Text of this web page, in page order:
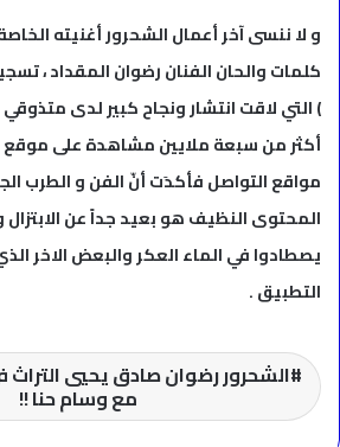
و لا ننسى آخر أعمال الشحرور أغنيته
كلمات والحان الفنان رضوان المقداد ،
) التي لاقت انتشار ونجاح كبير لدى
أكثر من سبعة ملايين مشاهدة على موقع
مواقع التواصل فأكدَت أنّ الفن و الطرب
المحتوى النظيف هو بعيد جداً عن الابتزال
يصطادوا في الماء العكر والبعض الاخر
التطبيق .
الشحرور رضوان صادق يحيي
مع وسام حنا !!